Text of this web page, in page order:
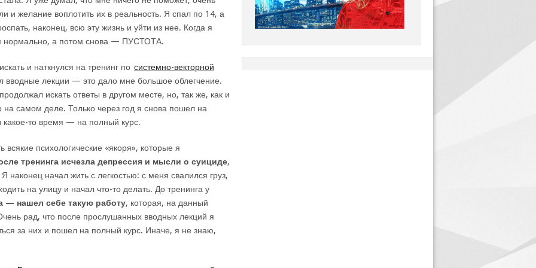
и желание воплотить их в реальность. Я спал по 14, а
наконец, всю эту жизнь и уйти из нее. Когда я
нормально, а потом снова — ПУСТОТА.
и наткнулся на тренинг по системно-векторной
лекции — это дало мне большое облегчение.
искать ответы в другом месте, но, так же, как и
на самом деле. Только через год я снова пошел на
какое-то время — на полный курс.
психологические «якоря», которые я
тренинга исчезла депрессия и мысли о суициде,
наконец начал жить с легкостью: с меня свалился груз,
на улицу и начал что-то делать. До тренинга у
— нашел себе такую работу, которая, на данный
рад, что после прослушанных вводных лекций я
за них и пошел на полный курс. Иначе, я не знаю,